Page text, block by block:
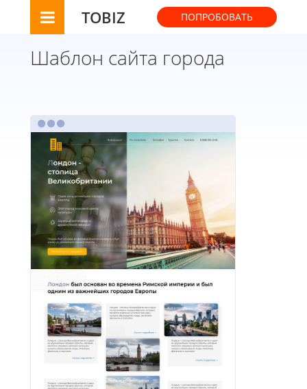
TOBIZ ПОПРОБОВАТЬ
Шаблон сайта города